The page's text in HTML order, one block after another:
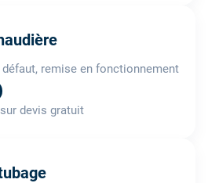
remise en fonctionnement
devis gratuit